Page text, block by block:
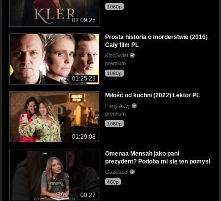
02:09:25
1080p
01:25:29
Prosta historia o morderstwie (2016)
Cały film PL
KinoSwiat
premium
1080p
01:29:08
Miłość od kuchni (2022) Lektor PL
Filmy Akcji
premium
1080p
00:27
Omenaa Mensah jako pani
prezydent? Podoba mi się ten pomysł
Gazeta.pl
480p